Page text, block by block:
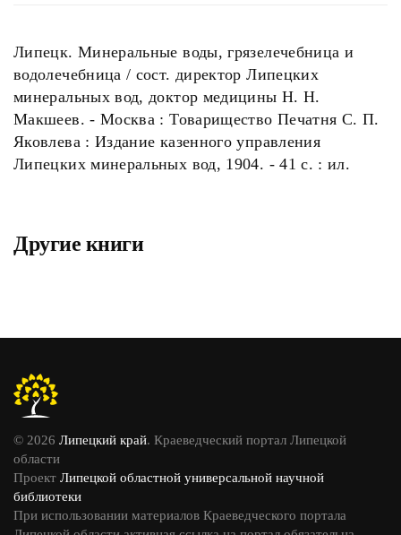
Липецк. Минеральные воды, грязелечебница и
водолечебница / сост. директор Липецких
минеральных вод, доктор медицины Н. Н.
Макшеев. - Москва : Товарищество Печатня С. П.
Яковлева : Издание казенного управления
Липецких минеральных вод, 1904. - 41 с. : ил.
Другие книги
© 2026 Липецкий край. Краеведческий портал Липецкой
области
Проект Липецкой областной универсальной научной
библиотеки
При использовании материалов Краеведческого портала